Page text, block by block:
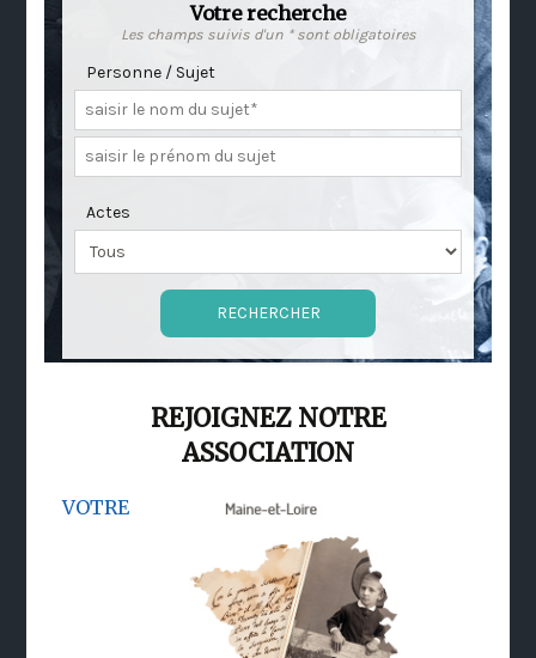
Votre recherche
Les champs suivis d'un * sont obligatoires
Personne / Sujet
Actes
REJOIGNEZ NOTRE
ASSOCIATION
VOTRE